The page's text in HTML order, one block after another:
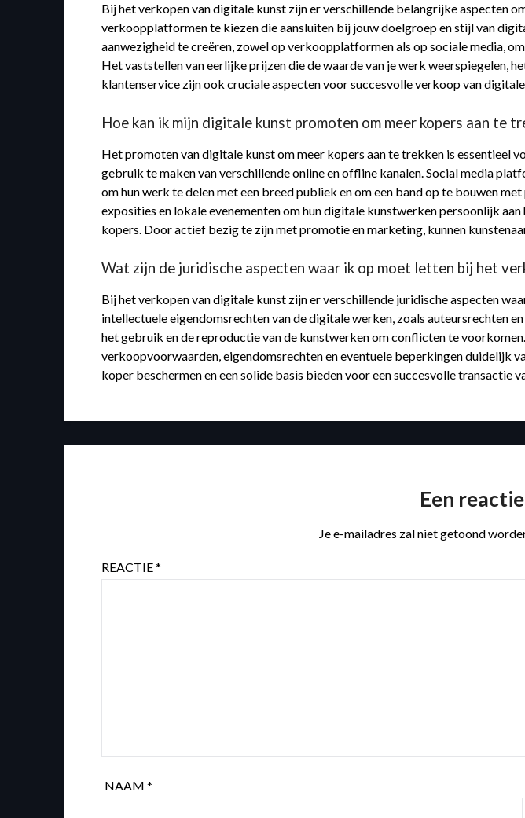
Bij het verkopen van digitale kunst zijn er verschillende belangrijke aspecten
verkoopplatformen te kiezen die aansluiten bij jouw doelgroep en stijl van
aanwezigheid te creëren, zowel op verkoopplatformen als op sociale media,
Het vaststellen van eerlijke prijzen die de waarde van je werk weerspiegelen,
klantenservice zijn ook cruciale aspecten voor succesvolle verkoop van
Hoe kan ik mijn digitale kunst promoten om meer kopers aan te
Het promoten van digitale kunst om meer kopers aan te trekken is essentieel
gebruik te maken van verschillende online en offline kanalen. Social media
om hun werk te delen met een breed publiek en om een band op te bouwen
exposities en lokale evenementen om hun digitale kunstwerken persoonlijk
kopers. Door actief bezig te zijn met promotie en marketing, kunnen
Wat zijn de juridische aspecten waar ik op moet letten bij het
Bij het verkopen van digitale kunst zijn er verschillende juridische aspecten
intellectuele eigendomsrechten van de digitale werken, zoals auteursrechten
het gebruik en de reproductie van de kunstwerken om conflicten te
verkoopvoorwaarden, eigendomsrechten en eventuele beperkingen duidelijk
koper beschermen en een solide basis bieden voor een succesvolle transactie
Een
Je e-mailadres zal niet getoond
REACTIE*
NAAM*